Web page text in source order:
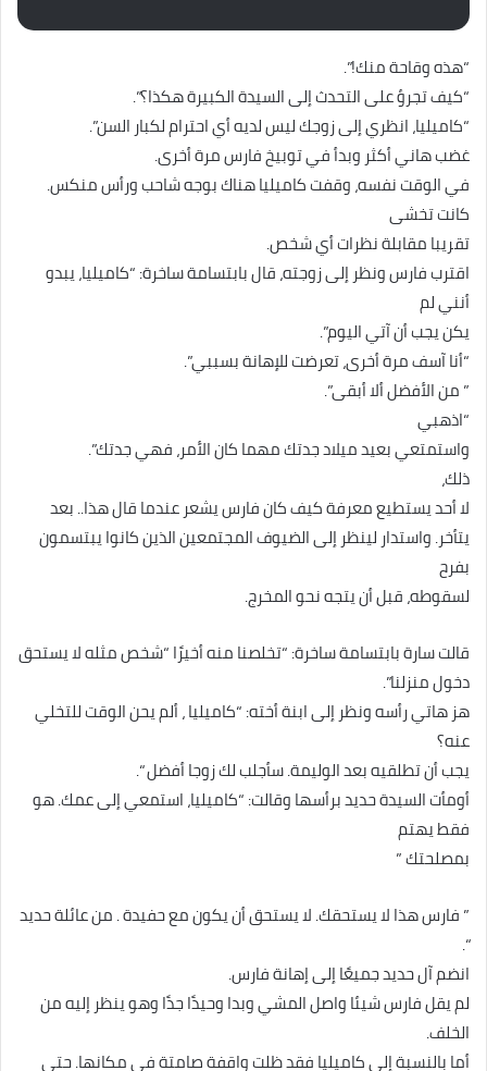
“هذه وقاحة منك!”.
“كيف تجرؤ على التحدث إلى السيدة الكبيرة هكذا؟”.
“كاميليا، انظري إلى زوجك ليس لديه أي احترام لكبار السن”.
غضب هاني أكثر وبدأ في توبيخ فارس مرة أخرى.
في الوقت نفسه، وقفت كاميليا هناك بوجه شاحب ورأس منكس.
كانت تخشى
تقريبا مقابلة نظرات أي شخص.
اقترب فارس ونظر إلى زوجته، قال بابتسامة ساخرة: “كاميليا، يبدو
أنني لم
يكن يجب أن آتي اليوم”.
“أنا آسف مرة أخرى، تعرضت للإهانة بسببي”.
” من الأفضل ألا أبقى”.
“اذهبي
واستمتعي بعيد ميلاد جدتك مهما كان الأمر، فهي جدتك”.
ذلك،
لا أحد يستطيع معرفة كيف كان فارس يشعر عندما قال هذا.. بعد
يتأخر. واستدار لينظر إلى الضيوف المجتمعين الذين كانوا يبتسمون
بفرح
لسقوطه، قبل أن يتجه نحو المخرج.
قالت سارة بابتسامة ساخرة: “تخلصنا منه أخيرًا “شخص مثله لا يستحق
دخول منزلنا”.
هز هاتي رأسه ونظر إلى ابنة أخته: “كاميليا ، ألم يحن الوقت للتخلي
عنه؟
يجب أن تطلقيه بعد الوليمة. سأجلب لك زوجا أفضل “.
أومأت السيدة حديد برأسها وقالت: “كاميليا، استمعي إلى عمك. هو
فقط يهتم
بمصلحتك ”
” فارس هذا لا يستحقك. لا يستحق أن يكون مع حفيدة . من عائلة حديد
“.
انضم آل حديد جميعًا إلى إهانة فارس.
لم يقل فارس شيئا واصل المشي وبدا وحيدًا جدًا وهو ينظر إليه من
الخلف.
أما بالنسبة إلى كاميليا فقد ظلت واقفة صامتة في مكانها. حتى